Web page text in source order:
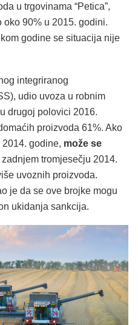
u trgovinama “Petica”,
oko 90% u 2015. godini.
godine se situacija nije
integriranog
udio uvoza u robnim
drugoj polovici 2016.
proizvoda 61%. Ako
godine, može se
zadnjem tromjesečju 2014.
uvoznih proizvoda.
je da se ove brojke mogu
ukidanja sankcija.